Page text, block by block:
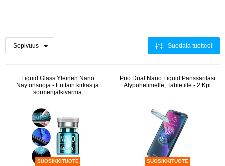
Suodata tuotteet
Liquid Glass Yleinen Nano
Näytönsuoja - Erittäin kirkas ja
sormenjälkivarma
SUOSIKKITUOTE
Prio Dual Nano Liquid Panssarilasi
Älypuhelimelle, Tabletille - 2 Kpl
SUOSIKKITUOTE